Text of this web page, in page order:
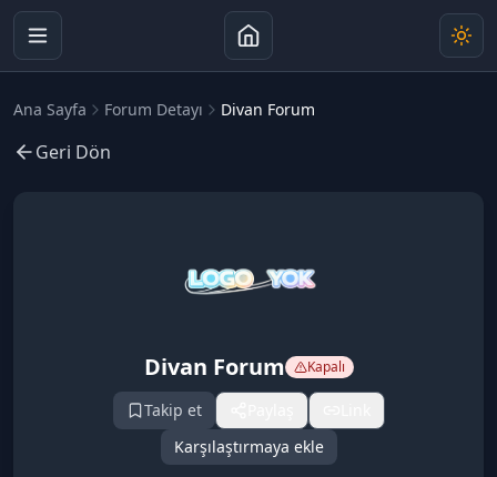
Ana Sayfa Forum Detayı Divan Forum
Geri Dön
Divan Forum Kapalı
Takip et
Karşılaştırmaya ekle